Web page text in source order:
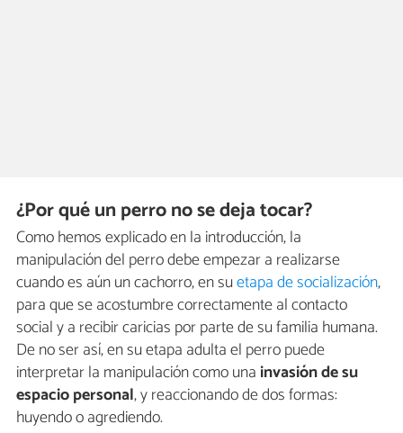
¿Por qué un perro no se deja tocar?
Como hemos explicado en la introducción, la
manipulación del perro debe empezar a realizarse
cuando es aún un cachorro, en suetapa de socialización,
para que se acostumbre correctamente al contacto
social y a recibir caricias por parte de su familia humana.
De no ser así, en su etapa adulta el perro puede
interpretar la manipulación como una invasión de su
espacio personal, y reaccionando de dos formas:
huyendo o agrediendo.